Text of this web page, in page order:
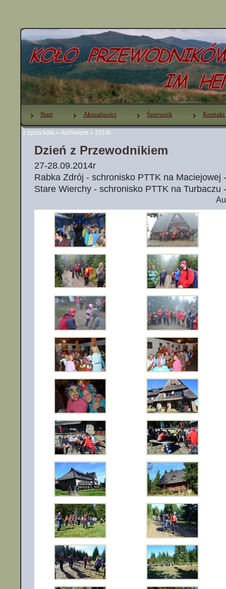
z życia koła » Archiwum » 2014r
Start Aktualności Śpiewnik Kontakt
Dzień z Przewodnikiem
27-28.09.2014r
Rabka Zdrój - schronisko PTTK na Maciejowej
Stare Wierchy - schronisko PTTK na Turbaczu